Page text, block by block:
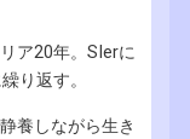
ア20年。SIerに
り返す。
養しながら生き